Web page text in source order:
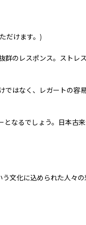
だけます。)
のレスポンス。ストレ
はなく、レガートの容
なるでしょう。日本古
文化に込められた人々